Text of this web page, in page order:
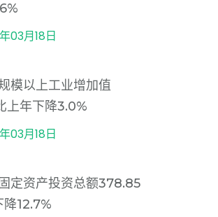
03月18日
模以上工业增加值
上年下降3.0%
03月18日
定资产投资总额378.85
12.7%